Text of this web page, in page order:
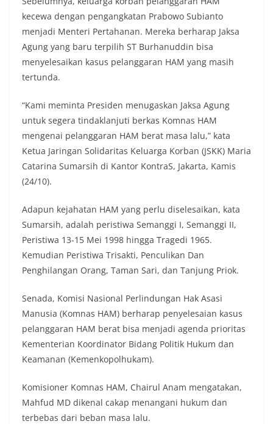
kecewa dengan pengangkatan Prabowo Subianto
menjadi Menteri Pertahanan. Mereka berharap Jaksa
Agung yang baru terpilih ST Burhanuddin bisa
menyelesaikan kasus pelanggaran HAM yang masih
tertunda.
“Kami meminta Presiden menugaskan Jaksa Agung
untuk segera tindaklanjuti berkas Komnas HAM
mengenai pelanggaran HAM berat masa lalu,” kata
Ketua Jaringan Solidaritas Keluarga Korban (JSKK) Maria
Catarina Sumarsih di Kantor KontraS, Jakarta, Kamis
(24/10).
Adapun kejahatan HAM yang perlu diselesaikan, kata
Sumarsih, adalah peristiwa Semanggi I, Semanggi II,
Peristiwa 13-15 Mei 1998 hingga Tragedi 1965.
Kemudian Peristiwa Trisakti, Penculikan Dan
Penghilangan Orang, Taman Sari, dan Tanjung Priok.
Senada, Komisi Nasional Perlindungan Hak Asasi
Manusia (Komnas HAM) berharap penyelesaian kasus
pelanggaran HAM berat bisa menjadi agenda prioritas
Kementerian Koordinator Bidang Politik Hukum dan
Keamanan (Kemenkopolhukam).
Komisioner Komnas HAM, Chairul Anam mengatakan,
Mahfud MD dikenal cakap menangani hukum dan
terbebas dari beban masa lalu.